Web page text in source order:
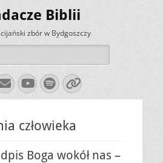
Biblii
zbór w Bydgoszczy
YouTube
Spotify
Link
człowieka
Boga wokół nas –